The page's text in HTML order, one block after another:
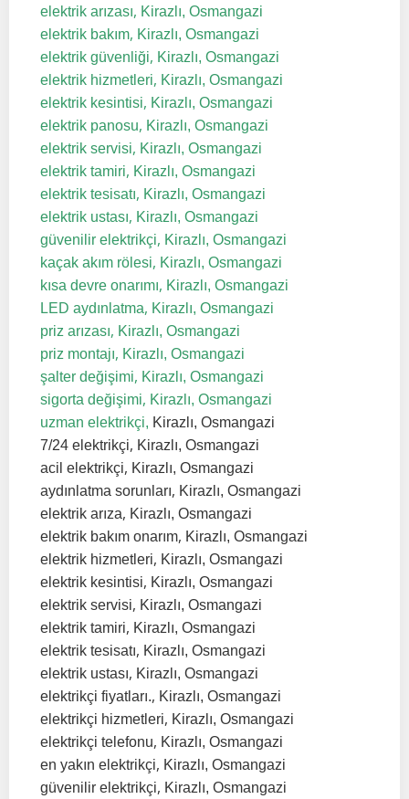
elektrik arızası, Kirazlı, Osmangazi
elektrik bakım, Kirazlı, Osmangazi
elektrik güvenliği, Kirazlı, Osmangazi
elektrik hizmetleri, Kirazlı, Osmangazi
elektrik kesintisi, Kirazlı, Osmangazi
elektrik panosu, Kirazlı, Osmangazi
elektrik servisi, Kirazlı, Osmangazi
elektrik tamiri, Kirazlı, Osmangazi
elektrik tesisatı, Kirazlı, Osmangazi
elektrik ustası, Kirazlı, Osmangazi
güvenilir elektrikçi, Kirazlı, Osmangazi
kaçak akım rölesi, Kirazlı, Osmangazi
kısa devre onarımı, Kirazlı, Osmangazi
LED aydınlatma, Kirazlı, Osmangazi
priz arızası, Kirazlı, Osmangazi
priz montajı, Kirazlı, Osmangazi
şalter değişimi, Kirazlı, Osmangazi
sigorta değişimi, Kirazlı, Osmangazi
uzman elektrikçi, Kirazlı, Osmangazi
7/24 elektrikçi, Kirazlı, Osmangazi
acil elektrikçi, Kirazlı, Osmangazi
aydınlatma sorunları, Kirazlı, Osmangazi
elektrik arıza, Kirazlı, Osmangazi
elektrik bakım onarım, Kirazlı, Osmangazi
elektrik hizmetleri, Kirazlı, Osmangazi
elektrik kesintisi, Kirazlı, Osmangazi
elektrik servisi, Kirazlı, Osmangazi
elektrik tamiri, Kirazlı, Osmangazi
elektrik tesisatı, Kirazlı, Osmangazi
elektrik ustası, Kirazlı, Osmangazi
elektrikçi fiyatları., Kirazlı, Osmangazi
elektrikçi hizmetleri, Kirazlı, Osmangazi
elektrikçi telefonu, Kirazlı, Osmangazi
en yakın elektrikçi, Kirazlı, Osmangazi
güvenilir elektrikçi, Kirazlı, Osmangazi